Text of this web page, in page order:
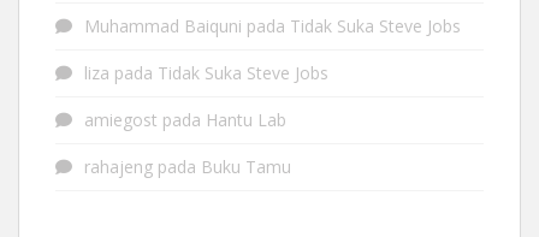
Muhammad Baiquni pada Tidak Suka Steve Jobs
liza pada Tidak Suka Steve Jobs
amiegost pada Hantu Lab
rahajeng pada Buku Tamu